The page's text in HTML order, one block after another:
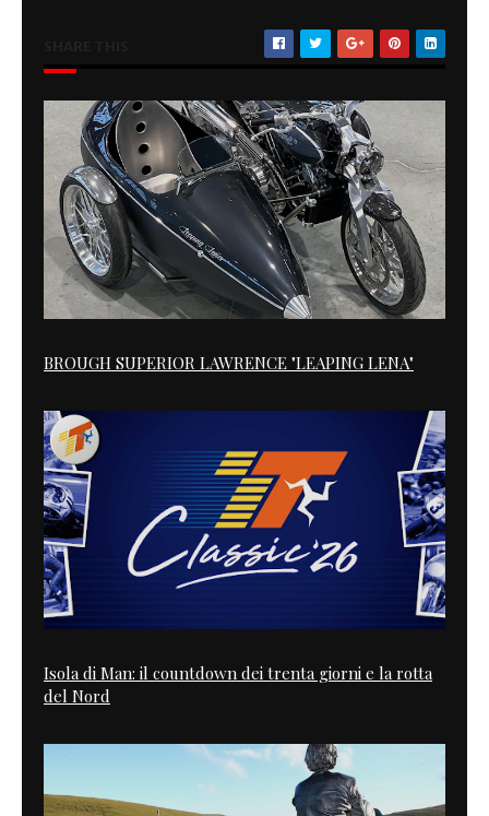
BROUGH SUPERIOR LAWRENCE "LEAPING LENA"
Isola di Man: il countdown dei trenta giorni e la rotta
del Nord